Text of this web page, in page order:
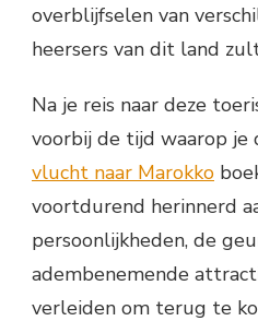
overblijfselen van
heersers van dit land
Na je reis naar deze
voorbij de tijd waarop je
vlucht naar Marokko
voortdurend herinnerd
persoonlijkheden, de
adembenemende
verleiden om terug te